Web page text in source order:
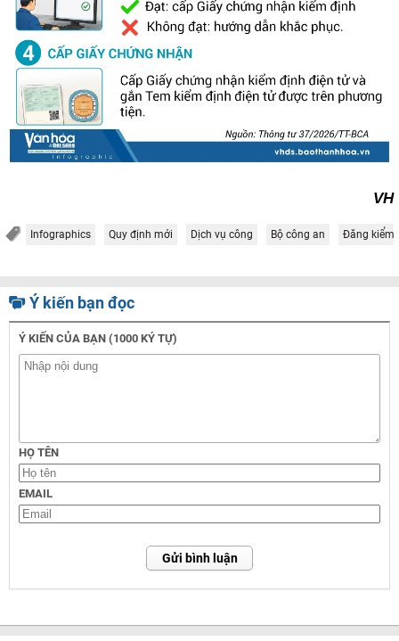
VH
Infographics Quy định mới Dịch vụ công Bộ công an Đăng kiểm
Ý kiến bạn đọc
Ý KIẾN CỦA BẠN (1000 KÝ TỰ)
HỌ TÊN
EMAIL
Gửi bình luận